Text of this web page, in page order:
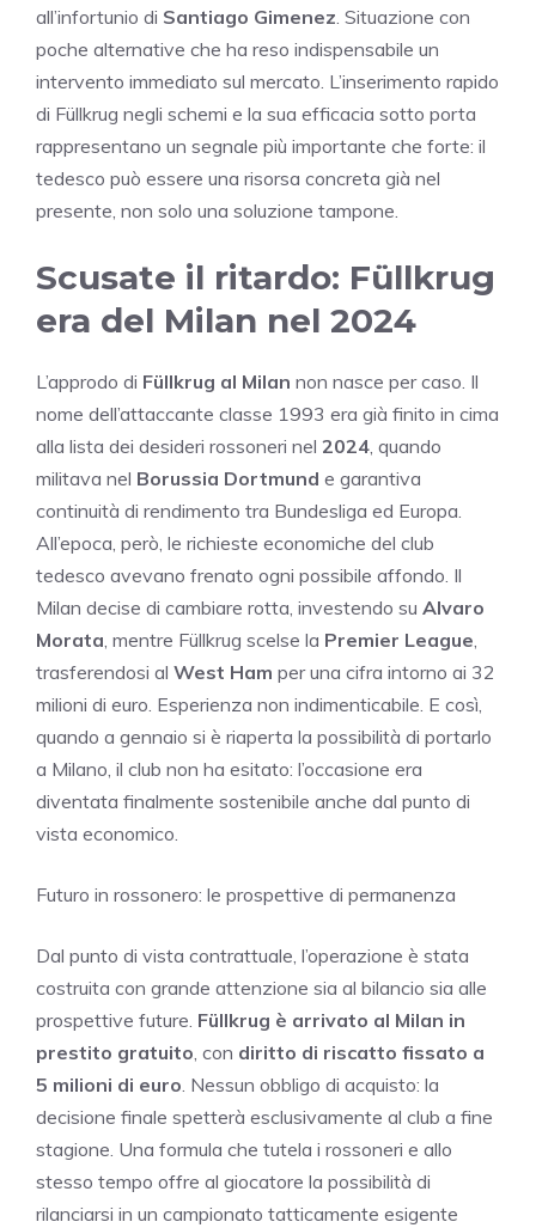
all’infortunio di Santiago Gimenez . Situazione con
poche alternative che ha reso indispensabile un
intervento immediato sul mercato. L’inserimento rapido
di Füllkrug negli schemi e la sua efficacia sotto porta
rappresentano un segnale più importante che forte: il
tedesco può essere una risorsa concreta già nel
presente, non solo una soluzione tampone.
Scusate il ritardo: Füllkrug
era del Milan nel 2024
L’approdo di Füllkrug al Milan non nasce per caso. Il
nome dell’attaccante classe 1993 era già finito in cima
alla lista dei desideri rossoneri nel 2024 , quando
militava nel Borussia Dortmund e garantiva
continuità di rendimento tra Bundesliga ed Europa.
All’epoca, però, le richieste economiche del club
tedesco avevano frenato ogni possibile affondo. Il
Milan decise di cambiare rotta, investendo su Alvaro
Morata , mentre Füllkrug scelse la Premier League
trasferendosi al West Ham per una cifra intorno ai 32
milioni di euro. Esperienza non indimenticabile. E così,
quando a gennaio si è riaperta la possibilità di portarlo
a Milano, il club non ha esitato: l’occasione era
diventata finalmente sostenibile anche dal punto di
vista economico.
Futuro in rossonero: le prospettive di permanenza
Dal punto di vista contrattuale, l’operazione è stata
costruita con grande attenzione sia al bilancio sia alle
prospettive future. Füllkrug è arrivato al Milan in
prestito gratuito , con diritto di riscatto fissato a
5 milioni di euro . Nessun obbligo di acquisto: la
decisione finale spetterà esclusivamente al club a fine
stagione. Una formula che tutela i rossoneri e allo
stesso tempo offre al giocatore la possibilità di
rilanciarsi in un campionato tatticamente esigente